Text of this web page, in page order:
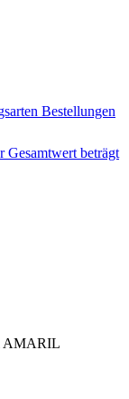
Bestellungen
Gesamtwert beträgt